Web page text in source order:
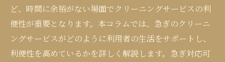
ど、時間に余裕がない場面でクリーニングサービスの利
便性が重要となります。本コラムでは、急ぎのクリーニ
ングサービスがどのように利用者の生活をサポートし、
利便性を高めているかを詳しく解説します。急ぎ対応可